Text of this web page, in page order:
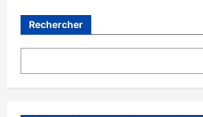
Rechercher